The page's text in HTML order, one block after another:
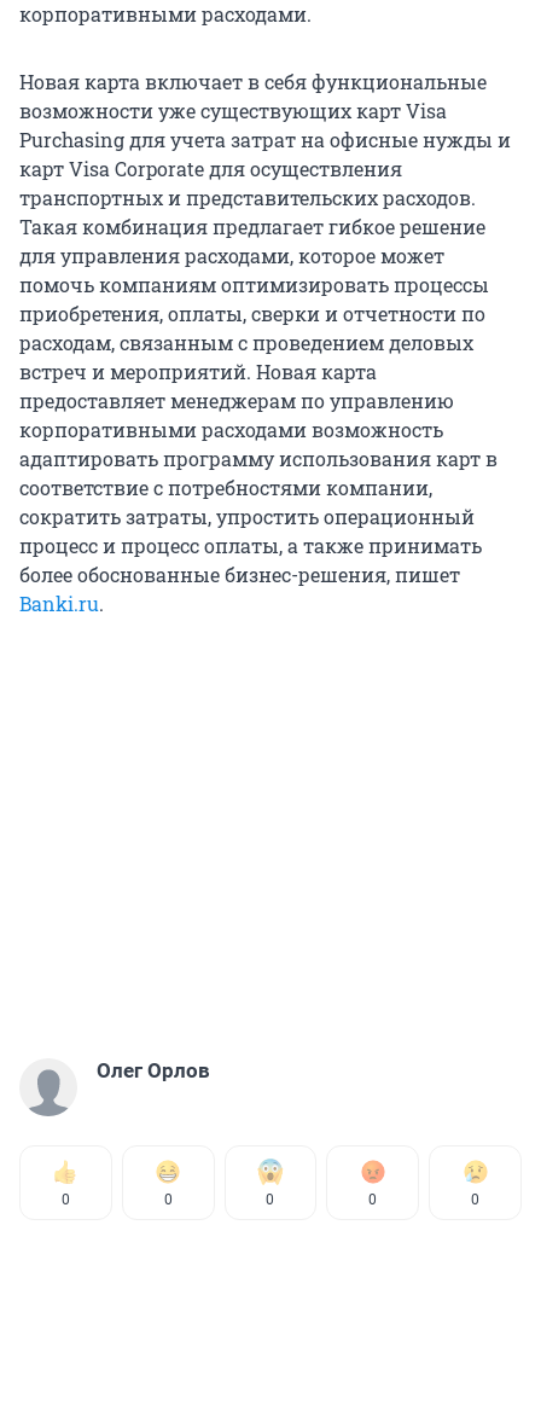
корпоративными расходами.
Новая карта включает в себя функциональные
возможности уже существующих карт Visa
Purchasing для учета затрат на офисные нужды и
карт Visa Corporate для осуществления
транспортных и представительских расходов.
Такая комбинация предлагает гибкое решение
для управления расходами, которое может
помочь компаниям оптимизировать процессы
приобретения, оплаты, сверки и отчетности по
расходам, связанным с проведением деловых
встреч и мероприятий. Новая карта
предоставляет менеджерам по управлению
корпоративными расходами возможность
адаптировать программу использования карт в
соответствие с потребностями компании,
сократить затраты, упростить операционный
процесс и процесс оплаты, а также принимать
более обоснованные бизнес-решения, пишет
Banki.ru.
Олег Орлов
0 0 0 0 0